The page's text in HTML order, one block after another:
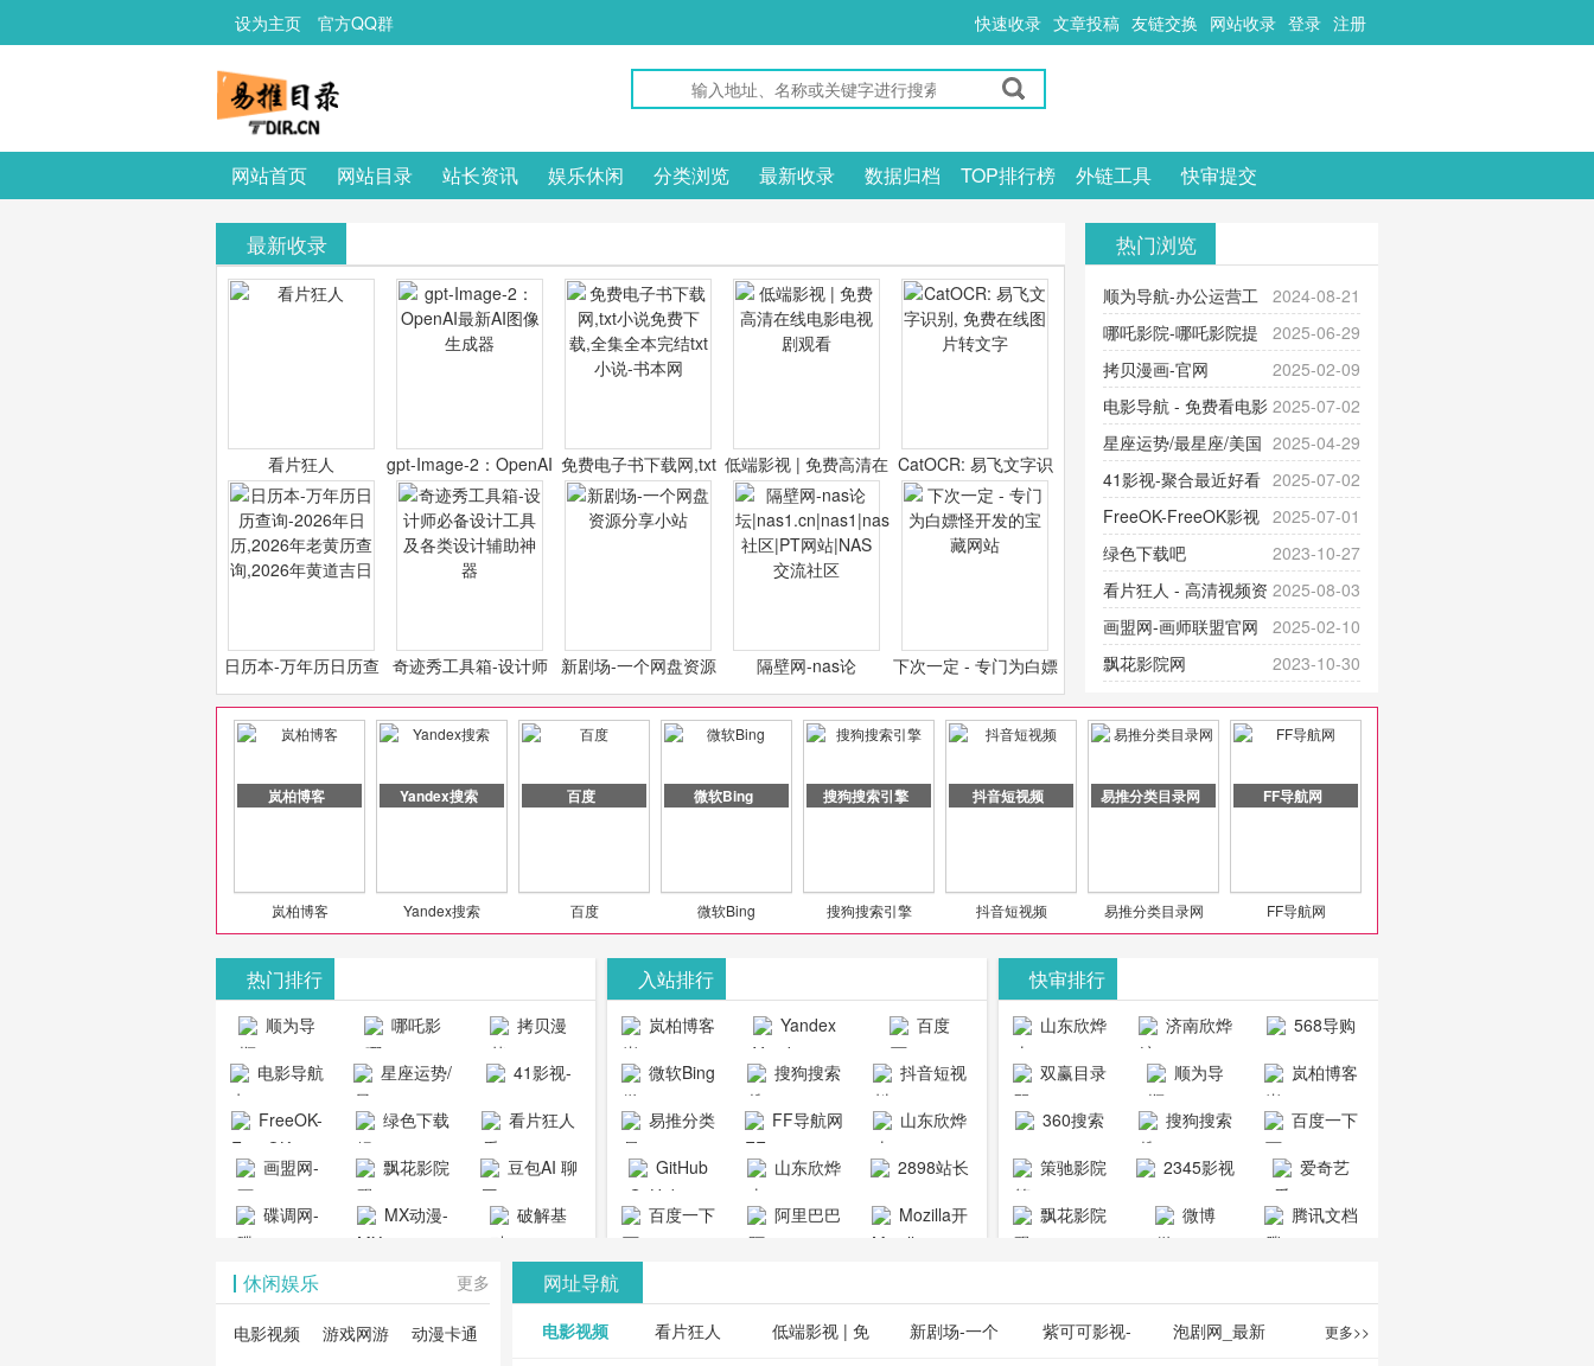
设为主页 官方QQ群 快速收录 文章投稿 友链交换 网站收录 登录 注册
网站首页 网站目录 站长资讯 娱乐休闲 分类浏览 最新收录 数据归档 TOP排行榜 外链工具 快审提交
最新收录
看片狂人
gpt-Image-2：OpenAI
最新AI图像生成器
免费电子书下载网,txt
小说免费下载,全集全
本完结txt小说-书本网
低端影视 | 免费高清在
线电影电视剧观看
CatOCR: 易飞文字识
别, 免费在线图片转文
字
日历本-万年历日历查
询-2026年日历,2026
年老黄历查询,2026年
奇迹秀工具箱-设计师
必备设计工具及各类设
计辅助神器
新剧场-一个网盘资源
分享小站
隔壁网-nas论
坛|nas1.cn|nas1|nas
社区|PT网站|NAS交流
下次一定 - 专门为白嫖
怪开发的宝藏网站
热门浏览
2024-08-21
顺为导航-办公运营工
具导航
2025-06-29
哪吒影院-哪吒影院提
供最新、最全的高清电影、电视
剧、动漫和综艺节目免费观看。平
台内容丰富，更新快速，支持在线
观看，满足各类影迷需求，提供无
广告、高清流畅的观影体验。
2025-02-09
拷贝漫画-官网
_www.copymango.com_动漫综合
2025-07-02
电影导航 - 免费看电影
就来这！ | 快导航网-免费看电影就
来这！收录大量免费看电影网站！
2025-04-29
星座运势/最星座/美国
神婆星座网
2025-07-02
41影视-聚合最近好看
的电视剧最新电影网站-41影视为您
提供最新成全短剧电视剧、电视剧
大全、好看的电视剧、最新的电影
在线观看，神马影院每天更新最新
好看的动作片、 喜剧片、爱情片、
2025-07-01
FreeOK-FreeOK影视
官网-最新影视资源|追剧也很卷
2023-10-27
绿色下载吧
2025-08-03
看片狂人 - 高清视频资
源免费在线观看
2025-02-10
画盟网-画师联盟官网
_huashilm.com_动漫综合2023-10-30
飘花影院网
页版入口
岚柏博客
岚柏博客
Yandex搜索
Yandex搜索
百度
百度
微软Bing
微软Bing
搜狗搜索引擎
搜狗搜索引擎
抖音短视频
抖音短视频
易推分类目录网
易推分类目录网
FF导航网
FF导航网
山东欣烨化工有限公
热门排行
顺为导
航-办公运营
哪吒影
院-哪吒影院
提供最新、
最全的高清
电影、电视
剧、动漫和
综艺节目免
台内容丰
富，更新快
拷贝漫
画-官网
_www.copymango.com_
动漫综合
电影导航
- 免费看电影
就来这！ | 快
导航网-免费
看电影就来
量免费看电
影网站！
星座运势/
最星座/美国
神婆星座网
41影视-
聚合最近好
看的电视剧
最新电影网
站-41影视为
成全短剧电
视剧、电视
FreeOK-
FreeOK影视
官网-最新影
视资源|追剧
绿色下载
吧
看片狂人
- 高清视频资
源免费在线
观看
画盟网-
画师联盟官
_huashilm.com_
动漫综合
飘花影院
网
豆包AI 聊
天智能对话
网页版入口
碟调网-
提供最新电
视剧和2025
MX动漫-
破解基
整合当前互
联网最新最
入站排行
岚柏博客
Yandex
搜索
百度
微软Bing
搜狗搜索
引擎
抖音短视
频
易推分类
目录网
FF导航网
山东欣烨
化工有限公
GitHub
山东欣烨
生物科技有
2898站长
资源平台
百度一下
阿里巴巴
Mozilla开
快审排行
山东欣烨
生物科技有
济南欣烨
科技有限公
568导购
网
双赢目录
顺为导
航-办公运营
岚柏博客
360搜索
搜狗搜索
百度一下
策驰影院
2345影视
大全
爱奇艺
VIP会员
飘花影院
微博 腾讯文档
休闲娱乐 更多
电影视频 游戏网游
动漫卡通
网址导航
电影视频 看片狂人 低端影视 | 免 新剧场-一个 紫可可影视- 泡剧网_最新 更多>>